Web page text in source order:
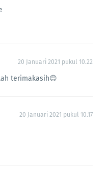
20 Januari 2021 pukul 10.22
terimakasih😊
20 Januari 2021 pukul 10.17